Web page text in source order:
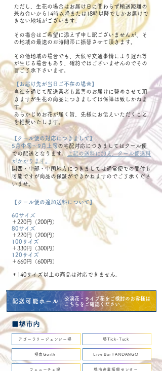
ただし、生花の場合はお届け日に関わらず輸送距離の
兼ね合いから14時以降または18時以降でしかお届けで
きない地域がございます。
その場合はご希望に添えず申し訳ございませんが、そ
の地域の最速のお時間帯に振替させて頂きます。
その他地域の場合でも、天候や交通事情により遅れ等
が生じる場合もあり、確約ではございませんのでその
旨ご了承下さいませ。
【お届け先が当日ご不在の場合】
当社を通じて配送業者も最善のお届けに努めさせて頂
きますが生花の商品につきましては保障は致しかねま
す。
あらかじめお花が届く旨、先様にお伝えいただくこと
を推奨いたします。
【クール便の対応につきまして】
5月中旬〜9月上旬の宅配対応につきましてはクール便
での配送となります。 上記の送料に加え、クール便送料
がかかります。
関西・中部・中国地方につきましては通常便での受付も
可能ですが商品の保証ができかねますのでご了承くださ
いませ。
【クール便の追加送料について】
​60サイズ
​＋220円（200円）
​80サイズ
​＋220円（200円）
​100サイズ
​＋330円（300円）
​120サイズ
​＋660円（600円）
＊140サイズ以上の商品は対応できません。
配送可能ホール
​公演花・ライブ花をご検討のお客様は
こちらをご確認ください。
■堺市内
アゴーラリージェンシー堺 堺Tick-Tuck
堺東Goith Live Bar FANDANGO
フェニーチェ堺 堺市産業振興センター